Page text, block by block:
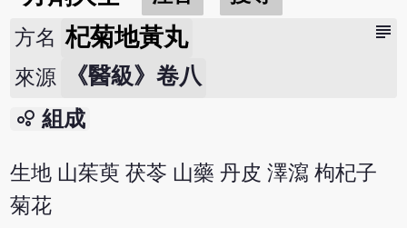
subject
方名 杞菊地黃丸
來源 《醫級》卷八
bubble_chart 組成
生地 山茱萸 茯苓 山藥 丹皮 澤瀉 枸杞子
菊花